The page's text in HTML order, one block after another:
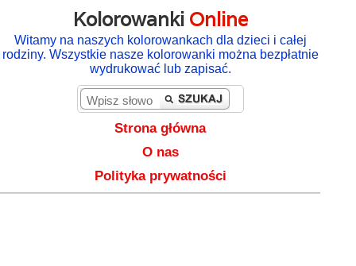
Kolorowanki Online
Witamy na naszych kolorowankach dla dzieci i całej
rodziny. Wszystkie nasze kolorowanki można bezpłatnie
wydrukować lub zapisać.
Strona główna
O nas
Polityka prywatności